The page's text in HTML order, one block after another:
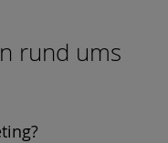
rund ums